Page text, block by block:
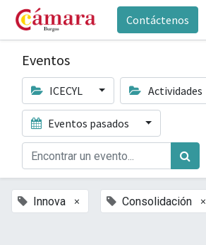
Contáctenos
Eventos
ICECYL Actividades
Eventos pasados
Innova × Consolidación ×